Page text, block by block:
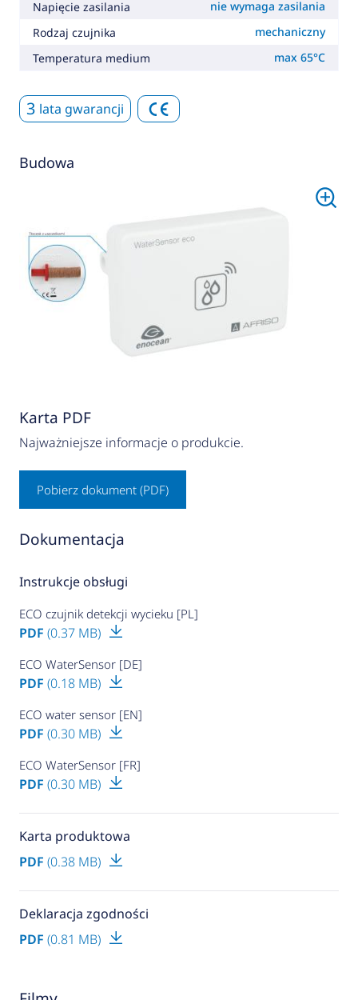
Napięcie zasilania
nie wymaga zasilania
Rodzaj czujnika
mechaniczny
Temperatura medium
max 65°C
3 lata gwarancji
Budowa
Karta PDF
Najważniejsze informacje o produkcie.
Pobierz dokument (PDF)
Dokumentacja
Instrukcje obsługi
ECO czujnik detekcji wycieku [PL]
PDF (0.37 MB)
ECO WaterSensor [DE]
PDF (0.18 MB)
ECO water sensor [EN]
PDF (0.30 MB)
ECO WaterSensor [FR]
PDF (0.30 MB)
Karta produktowa
PDF (0.38 MB)
Deklaracja zgodności
PDF (0.81 MB)